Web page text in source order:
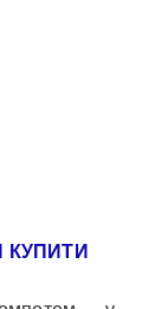
КУПИТИ